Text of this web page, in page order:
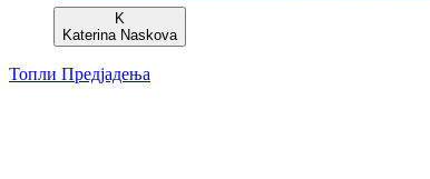
K
Katerina Naskova
Топли Предјадења